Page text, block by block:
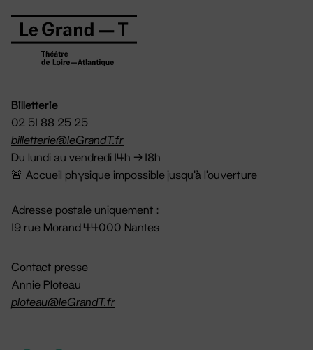
Billetterie
02 51 88 25 25
billetterie@leGrandT.fr
Du lundi au vendredi 14h → 18h
🚨 Accueil physique impossible jusqu'à l'ouverture
Adresse postale uniquement :
19 rue Morand 44000 Nantes
Contact presse
Annie Ploteau
ploteau@leGrandT.fr